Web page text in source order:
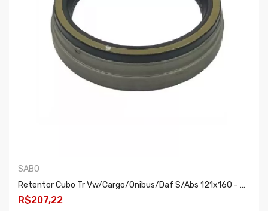
SABO
Retentor Cubo Tr Vw/cargo/onibus/daf S/abs 121x160 - Alta Temperatura
R$207,22